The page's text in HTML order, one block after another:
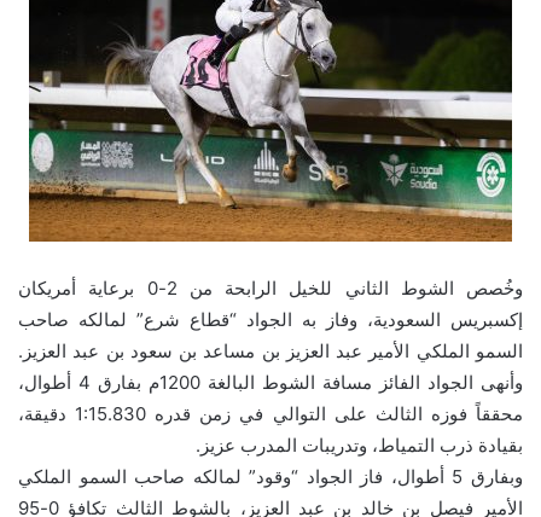
وخُصص الشوط الثاني للخيل الرابحة من 2-0 برعاية أمريكان
إكسبريس السعودية، وفاز به الجواد “قطاع شرع” لمالكه صاحب
السمو الملكي الأمير عبد العزيز بن مساعد بن سعود بن عبد العزيز.
وأنهى الجواد الفائز مسافة الشوط البالغة 1200م بفارق 4 أطوال،
محققاً فوزه الثالث على التوالي في زمن قدره 1:15.830 دقيقة،
بقيادة ذرب التمياط، وتدريبات المدرب عزيز.
وبفارق 5 أطوال، فاز الجواد “وقود” لمالكه صاحب السمو الملكي
الأمير فيصل بن خالد بن عبد العزيز، بالشوط الثالث تكافؤ 0-95